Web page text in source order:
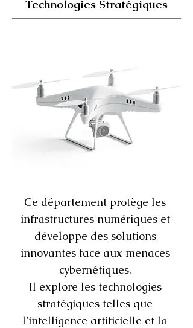
Technologies Stratégiques
Ce département protège les
infrastructures numériques et
développe des solutions
innovantes face aux menaces
cybernétiques.
Il explore les technologies
stratégiques telles que
l’intelligence artificielle et la